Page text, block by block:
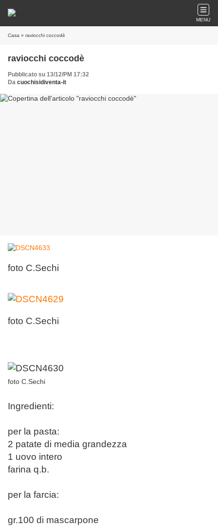
MENU
Casa » raviocchi coccodè
raviocchi coccodè
Pubblicato su 13/12/PM 17:32
Da cuochisidiventa-it
foto C.Sechi
foto C.Sechi
foto C.Sechi
Ingredienti:
per la pasta:
2 patate di media grandezza
1 uovo intero
farina q.b.
per la farcia:
gr.100 di mascarpone